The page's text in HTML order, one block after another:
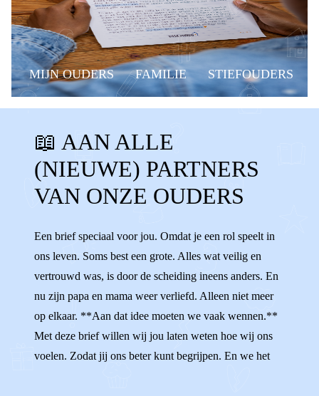
MIJN OUDERS FAMILIE STIEFOUDERS
VRIENDIN STIEFVADER
STIEFMOEDER BONUSVADER
BONUSMOEDER STIEFOUDERS
BONUSOUDERS VRIEND TIPS
STIEFZUS STIEFBROER
VERLIEFD
📖 AAN ALLE
(NIEUWE) PARTNERS
VAN ONZE OUDERS
Een brief speciaal voor jou. Omdat je een rol speelt in
ons leven. Soms best een grote. Alles wat veilig en
vertrouwd was, is door de scheiding ineens anders. En
nu zijn papa en mama weer verliefd. Alleen niet meer
op elkaar. **Aan dat idee moeten we vaak wennen.**
Met deze brief willen wij jou laten weten hoe wij ons
voelen. Zodat jij ons beter kunt begrijpen. En we het